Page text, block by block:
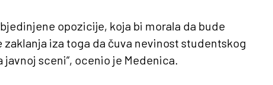
opozicije, koja bi morala da bude
zaklanja iza toga da čuva nevinost studentskog
sceni“, ocenio je Medenica.